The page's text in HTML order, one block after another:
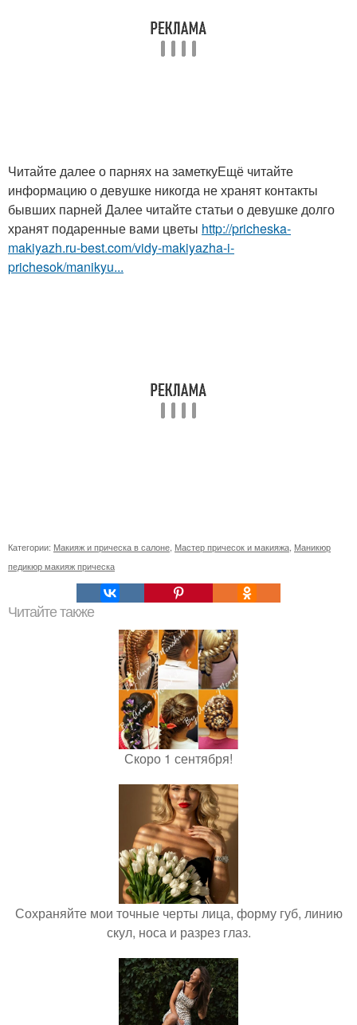
Читайте далее о парнях на заметкуЕщё читайте
информацию о девушке никогда не хранят контакты
бывших парней Далее читайте статьи о девушке долго
хранят подаренные вами цветы http://pricheska-
makiyazh.ru-best.com/vidy-makiyazha-i-
prichesok/manikyu...
Категории: Макияж и прическа в салоне Мастер причесок и макияжа Маникюр
педикюр макияж прическа
Читайте также
Скоро 1 сентября!
Сохраняйте мои точные черты лица, форму губ, линию
скул, носа и разрез глаз.